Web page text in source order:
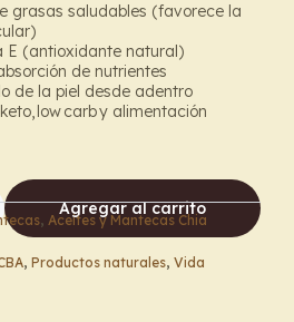
grasas saludables (favorece la
E (antioxidante natural)
de nutrientes
de la piel desde adentro
low carb y alimentación
Agregar al carrito
, Aceites y Mantecas Chia
, Productos naturales, Vida